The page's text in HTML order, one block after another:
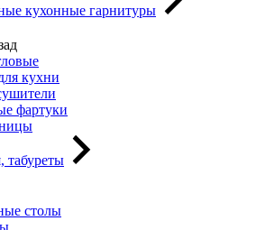
кухонные гарнитуры
кухни
фартуки
табуреты
столы